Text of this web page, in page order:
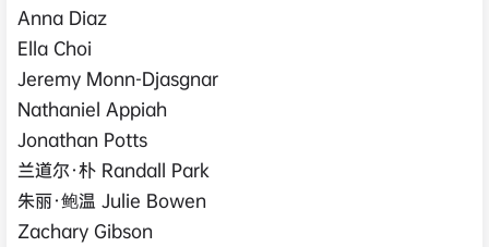
Anna Diaz
Ella Choi
Jeremy Monn-Djasgnar
Nathaniel Appiah
Jonathan Potts
兰道尔·朴 Randall Park
朱丽·鲍温 Julie Bowen
Zachary Gibson